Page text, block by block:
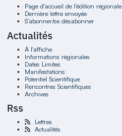
Page d'accueil de l'édition régionale
Dernière lettre envoyée
S'abonner/se désabonner
Actualités
À l'affiche
Informations régionales
Dates Limites
Manifestations
Potentiel Scientifique
Rencontres Scientifiques
Archives
Rss
Lettres
Actualités